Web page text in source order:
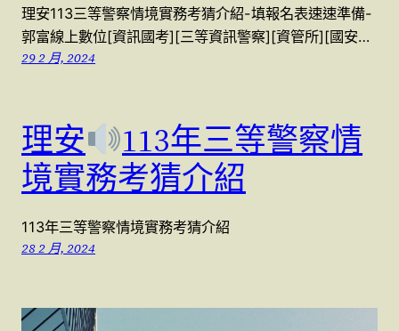
理安113三等警察情境實務考猜介紹-填報名表速速準備-
郭富線上數位[資訊國考][三等資訊警察][資管所][國安…
29 2 月, 2024
理安
113年三等警察情
境實務考猜介紹
113年三等警察情境實務考猜介紹
28 2 月, 2024